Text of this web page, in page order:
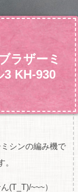
ラザーミ
KH-930
シンの編み機で
(T_T)/~~~）